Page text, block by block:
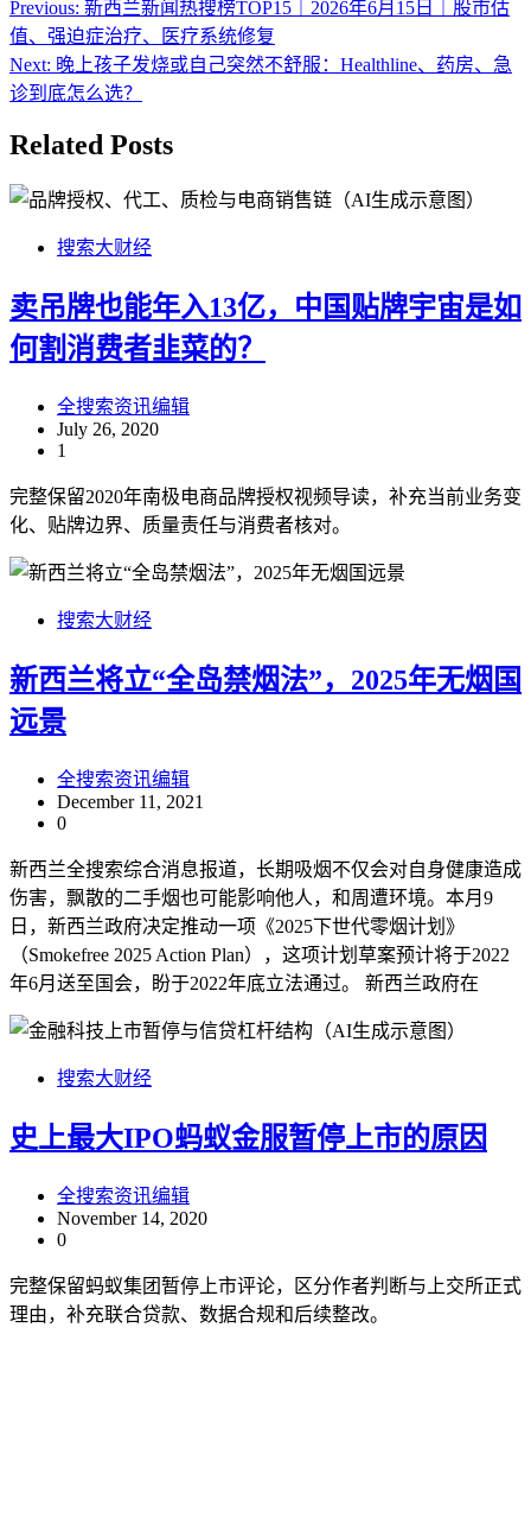
navigation
Previous: 新西兰新闻热搜榜TOP15｜2026年6月15日｜股市估
值、强迫症治疗、医疗系统修复
Next: 晚上孩子发烧或自己突然不舒服：Healthline、药房、急
诊到底怎么选？
Related Posts
搜索大财经
卖吊牌也能年入13亿，中国贴牌宇宙是如
何割消费者韭菜的？
全搜索资讯编辑
July 26, 2020
1
完整保留2020年南极电商品牌授权视频导读，补充当前业务变
化、贴牌边界、质量责任与消费者核对。
搜索大财经
新西兰将立“全岛禁烟法”，2025年无烟国
远景
全搜索资讯编辑
December 11, 2021
0
新西兰全搜索综合消息报道，长期吸烟不仅会对自身健康造成
伤害，飘散的二手烟也可能影响他人，和周遭环境。本月9
日，新西兰政府决定推动一项《2025下世代零烟计划》
（Smokefree 2025 Action Plan），这项计划草案预计将于2022
年6月送至国会，盼于2022年底立法通过。 新西兰政府在
搜索大财经
史上最大IPO蚂蚁金服暂停上市的原因
全搜索资讯编辑
November 14, 2020
0
完整保留蚂蚁集团暂停上市评论，区分作者判断与上交所正式
理由，补充联合贷款、数据合规和后续整改。